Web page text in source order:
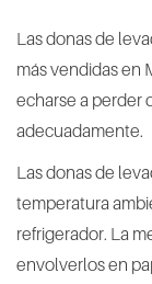
Las donas de
más vendidas en
echarse a perder
adecuadamente.
Las donas de
temperatura
refrigerador. La
envolverlos en